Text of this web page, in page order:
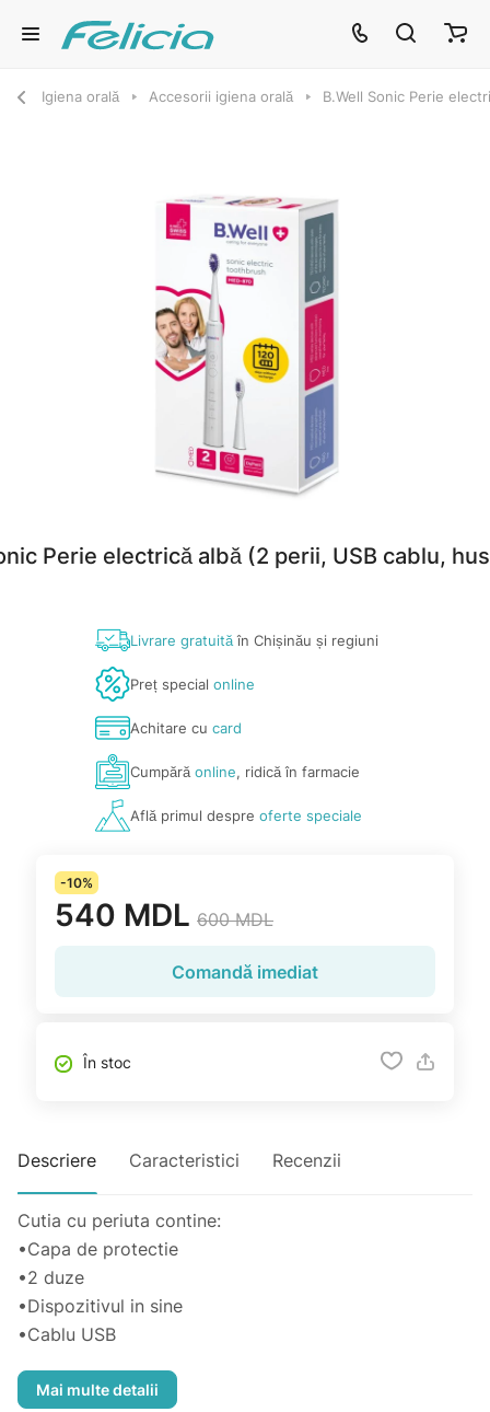
Igiena orală Accesorii igiena orală B.Well Sonic Perie
Perie electrică albă (2 perii, USB cablu,
Livrare gratuităîn Chișinău și regiuni
Preț special online
Achitare cu card
Cumpărăonline, ridică în farmacie
Află primul despre oferte speciale
-10%
540 MDL 600 MDL
Comandă imediat
În stoc
Descriere Caracteristici Recenzii
Cutia cu periuta contine:
•Capa de protectie
•2 duze
•Dispozitivul in sine
•Cablu USB
•Instructiune